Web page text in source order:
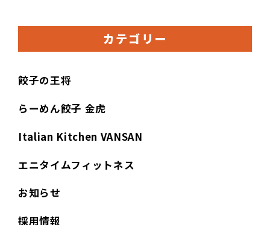
カテゴリー
餃子の王将
らーめん餃子 金虎
Italian Kitchen VANSAN
エニタイムフィットネス
お知らせ
採用情報